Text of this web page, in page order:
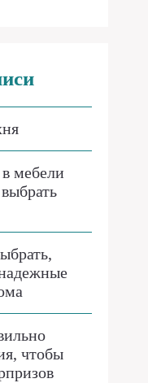
мебели
чтобы